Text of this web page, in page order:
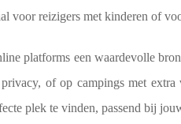
voor reizigers met kinderen of
platforms een waardevolle
of op campings met
plek te vinden, passend bij